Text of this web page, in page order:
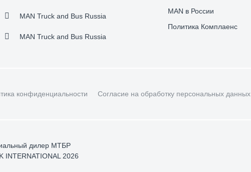
MAN Truck and Bus Russia
MAN Truck and Bus Russia
MAN в России
Политика Комплаенс
конфиденциальности Согласие на обработку персональных данных
дилер МТБР
2026